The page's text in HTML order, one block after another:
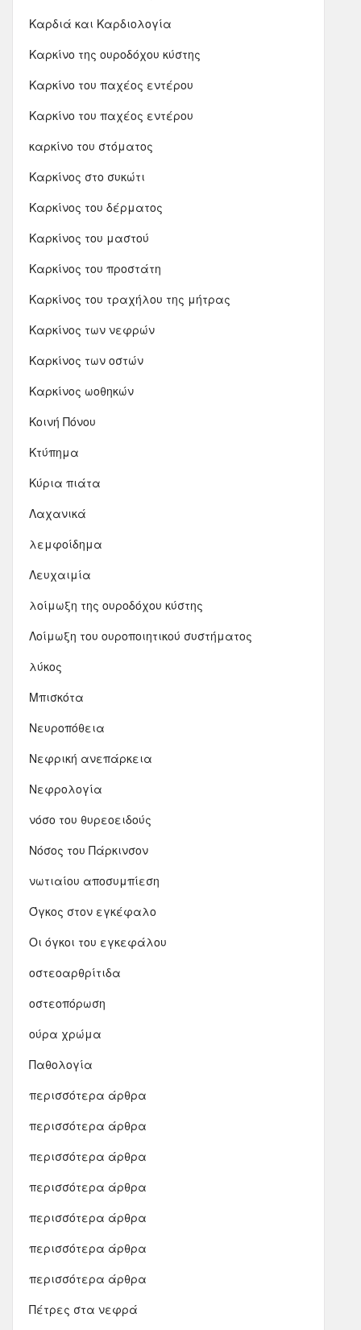
Καρδιά και Καρδιολογία
Καρκίνο της ουροδόχου κύστης
Καρκίνο του παχέος εντέρου
Καρκίνο του παχέος εντέρου
καρκίνο του στόματος
Καρκίνος στο συκώτι
Καρκίνος του δέρματος
Καρκίνος του μαστού
Καρκίνος του προστάτη
Καρκίνος του τραχήλου της μήτρας
Καρκίνος των νεφρών
Καρκίνος των οστών
Καρκίνος ωοθηκών
Κοινή Πόνου
Κτύπημα
Κύρια πιάτα
Λαχανικά
λεμφοίδημα
Λευχαιμία
λοίμωξη της ουροδόχου κύστης
Λοίμωξη του ουροποιητικού συστήματος
λύκος
Μπισκότα
Νευροπόθεια
Νεφρική ανεπάρκεια
Νεφρολογία
νόσο του θυρεοειδούς
Νόσος του Πάρκινσον
νωτιαίου αποσυμπίεση
Όγκος στον εγκέφαλο
Οι όγκοι του εγκεφάλου
οστεοαρθρίτιδα
οστεοπόρωση
ούρα χρώμα
Παθολογία
περισσότερα άρθρα
περισσότερα άρθρα
περισσότερα άρθρα
περισσότερα άρθρα
περισσότερα άρθρα
περισσότερα άρθρα
περισσότερα άρθρα
Πέτρες στα νεφρά